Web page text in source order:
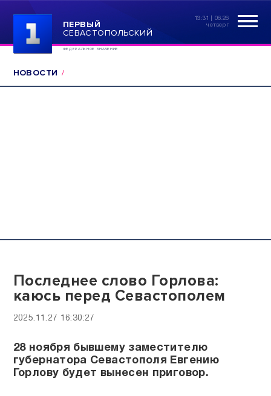
ПЕРВЫЙ
СЕВАСТОПОЛЬСКИЙ
ФЕДЕРАЛЬНОЕ ЗНАЧЕНИЕ
13:31 | 06.26
четверг
НОВОСТИ
Последнее слово Горлова:
каюсь перед Севастополем
2025.11.27 16:30:27
28 ноября бывшему заместителю
губернатора Севастополя Евгению
Горлову будет вынесен приговор.